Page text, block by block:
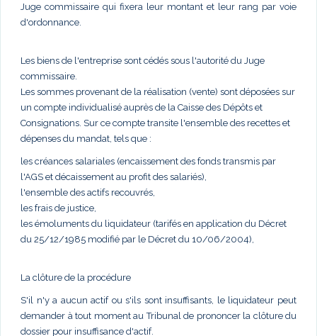
Juge commissaire qui fixera leur montant et leur rang par voie
d'ordonnance.
Les biens de l'entreprise sont cédés sous l'autorité du Juge
commissaire.
Les sommes provenant de la réalisation (vente) sont déposées sur
un compte individualisé auprès de la Caisse des Dépôts et
Consignations. Sur ce compte transite l'ensemble des recettes et
dépenses du mandat, tels que :
les créances salariales (encaissement des fonds transmis par
l'AGS et décaissement au profit des salariés),
l'ensemble des actifs recouvrés,
les frais de justice,
les émoluments du liquidateur (tarifés en application du Décret
du 25/12/1985 modifié par le Décret du 10/06/2004),
La clôture de la procédure
S'il n'y a aucun actif ou s'ils sont insuffisants, le liquidateur peut
demander à tout moment au Tribunal de prononcer la clôture du
dossier pour insuffisance d'actif.